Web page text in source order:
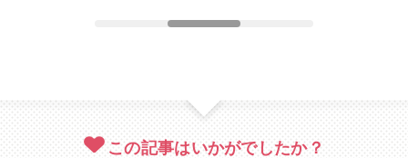
この記事はいかがでしたか？